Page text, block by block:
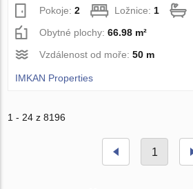
Pokoje:2 Ložnice:1
Obytné plochy:66.98 m²
Vzdálenost od moře:50 m
IMKAN Properties
1 - 24 z 8196
1